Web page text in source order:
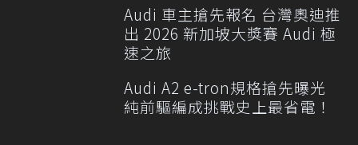
Audi 車主搶先報名 台灣奧迪推
出 2026 新加坡大獎賽 Audi 極
速之旅
Audi A2 e-tron規格搶先曝光
純前驅編成挑戰史上最省電！